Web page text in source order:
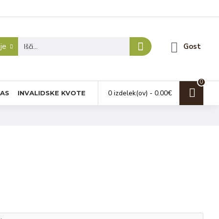
Gost
INVALIDSKE KVOTE 0 izdelek(ov) - 0.00€
0